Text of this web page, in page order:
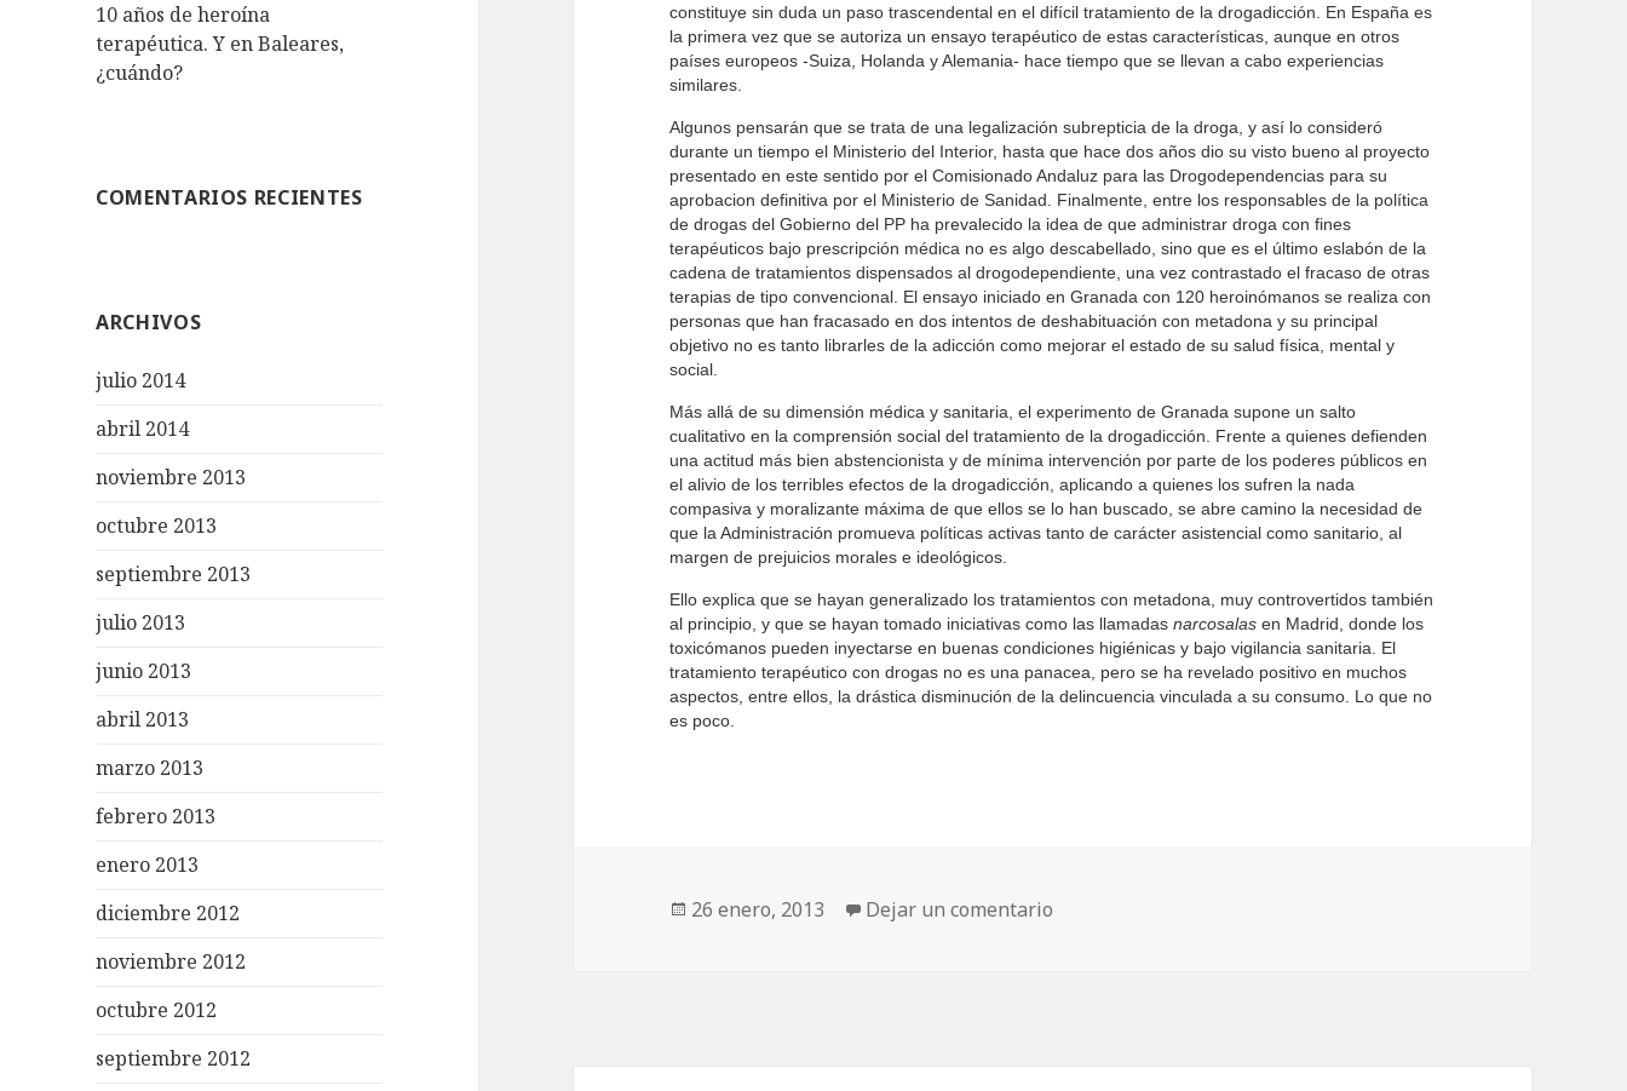
10 años de heroína
terapéutica. Y en Baleares,
¿cuándo?
COMENTARIOS RECIENTES
ARCHIVOS
julio 2014
abril 2014
noviembre 2013
octubre 2013
septiembre 2013
julio 2013
junio 2013
abril 2013
marzo 2013
febrero 2013
enero 2013
diciembre 2012
noviembre 2012
octubre 2012
septiembre 2012
constituye sin duda un paso trascendental en el difícil tratamiento de la drogadicción. En España es
la primera vez que se autoriza un ensayo terapéutico de estas características, aunque en otros
países europeos -Suiza, Holanda y Alemania- hace tiempo que se llevan a cabo experiencias
similares.
Algunos pensarán que se trata de una legalización subrepticia de la droga, y así lo consideró
durante un tiempo el Ministerio del Interior, hasta que hace dos años dio su visto bueno al proyecto
presentado en este sentido por el Comisionado Andaluz para las Drogodependencias para su
aprobacion definitiva por el Ministerio de Sanidad. Finalmente, entre los responsables de la política
de drogas del Gobierno del PP ha prevalecido la idea de que administrar droga con fines
terapéuticos bajo prescripción médica no es algo descabellado, sino que es el último eslabón de la
cadena de tratamientos dispensados al drogodependiente, una vez contrastado el fracaso de otras
terapias de tipo convencional. El ensayo iniciado en Granada con 120 heroinómanos se realiza con
personas que han fracasado en dos intentos de deshabituación con metadona y su principal
objetivo no es tanto librarles de la adicción como mejorar el estado de su salud física, mental y
social.
Más allá de su dimensión médica y sanitaria, el experimento de Granada supone un salto
cualitativo en la comprensión social del tratamiento de la drogadicción. Frente a quienes defienden
una actitud más bien abstencionista y de mínima intervención por parte de los poderes públicos en
el alivio de los terribles efectos de la drogadicción, aplicando a quienes los sufren la nada
compasiva y moralizante máxima de que ellos se lo han buscado, se abre camino la necesidad de
que la Administración promueva políticas activas tanto de carácter asistencial como sanitario, al
margen de prejuicios morales e ideológicos.
Ello explica que se hayan generalizado los tratamientos con metadona, muy controvertidos también
al principio, y que se hayan tomado iniciativas como las llamadasnarcosalas en Madrid, donde los
toxicómanos pueden inyectarse en buenas condiciones higiénicas y bajo vigilancia sanitaria. El
tratamiento terapéutico con drogas no es una panacea, pero se ha revelado positivo en muchos
aspectos, entre ellos, la drástica disminución de la delincuencia vinculada a su consumo. Lo que no
es poco.
Publicado
26 enero, 2013 Dejar un comentario